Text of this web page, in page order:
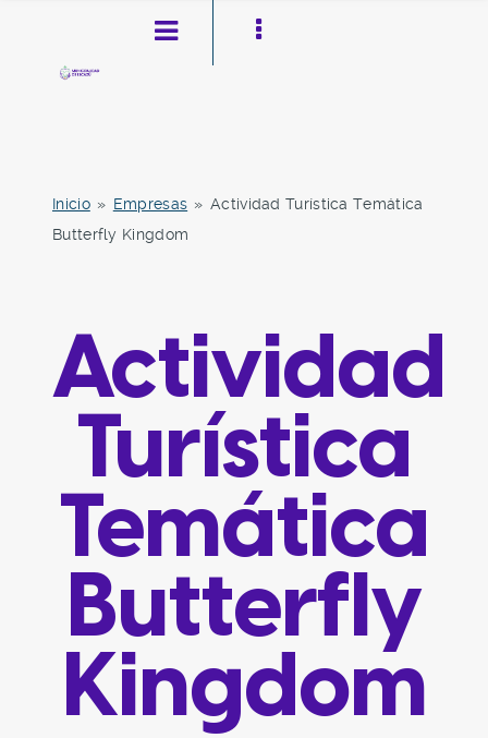
Inicio » Empresas » Actividad Turística Temática
Butterfly Kingdom
Actividad
Turística
Temática
Butterfly
Kingdom